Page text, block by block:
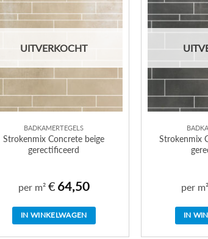
UITVERKOCHT
BADKAMERTEGELS
Strokenmix Concrete beige
gerectificeerd
per m² € 64,50
IN WINKELWAGEN
Strokenmix
per m²
IN